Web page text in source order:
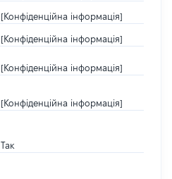
[Конфіденційна інформація]
[Конфіденційна інформація]
[Конфіденційна інформація]
[Конфіденційна інформація]
Так